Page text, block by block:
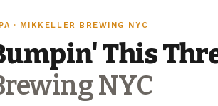
· MIKKELLER BREWING NYC
This
NYC